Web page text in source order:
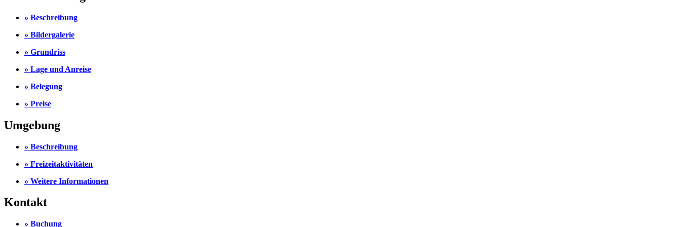
» Beschreibung
» Bildergalerie
» Grundriss
» Lage und Anreise
» Belegung
» Preise
Umgebung
» Beschreibung
» Freizeitaktivitäten
» Weitere Informationen
Kontakt
» Buchung